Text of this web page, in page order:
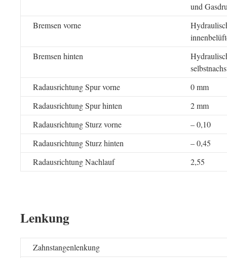
und
Bremsen vorne
Bremsen hinten
Radausrichtung Spur vorne
0 mm
Radausrichtung Spur hinten
2 mm
Radausrichtung Sturz vorne
– 0,10
Radausrichtung Sturz hinten
– 0,45
Radausrichtung Nachlauf
2,55
Lenkung
Zahnstangenlenkung